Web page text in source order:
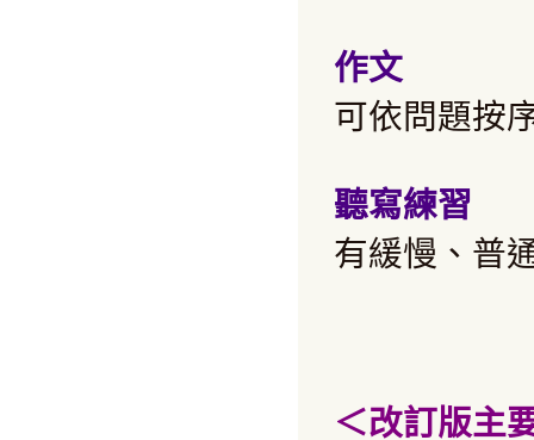
作文
可依問題按
聽寫練習
有緩慢、普
＜改訂版主